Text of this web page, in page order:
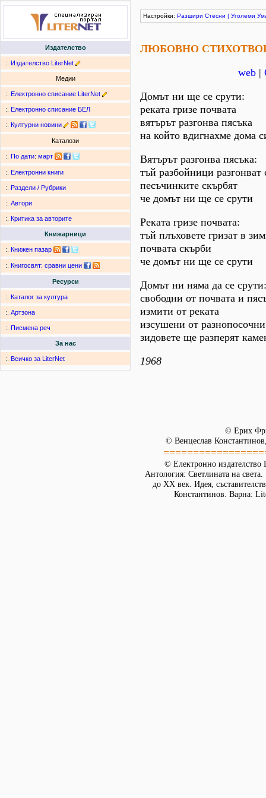
Издателство
:. Издателство LiterNet
Медии
:. Електронно списание LiterNet
:. Електронно списание БЕЛ
:. Културни новини
Каталози
:. По дати: март
:. Електронни книги
:. Раздели / Рубрики
:. Автори
:. Критика за авторите
Книжарници
:. Книжен пазар
:. Книгосвят: сравни цени
Ресурси
:. Каталог за култура
:. Артзона
:. Писмена реч
За нас
:. Всичко за LiterNet
Настройки: Разшири Стесни | Уголеми
ЛЮБОВНО
web |
Домът ни ще се срути:
реката гризе почвата
вятърът разгонва пясъка
на който вдигнахме дома
Вятърът разгонва пясъка:
тъй разбойници разгонват
песъчинките скърбят
че домът ни ще се срути
Реката гризе почвата:
тъй плъховете гризат в
почвата скърби
че домът ни ще се срути
Домът ни няма да се срути:
свободни от почвата и
измити от реката
изсушени от
зидовете ще разперят
1968
© Ерих
© Венцеслав
© Електронно издателство
Антология: Светлината на
до XX век. Идея,
Константинов. Варна: